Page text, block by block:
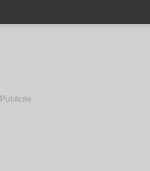
Publicité